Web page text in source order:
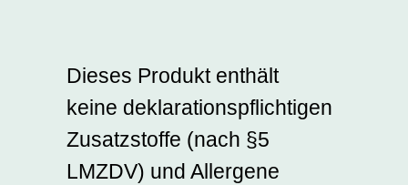
Dieses Produkt enthält
keine deklarationspflichtigen
Zusatzstoffe (nach §5
LMZDV) und Allergene